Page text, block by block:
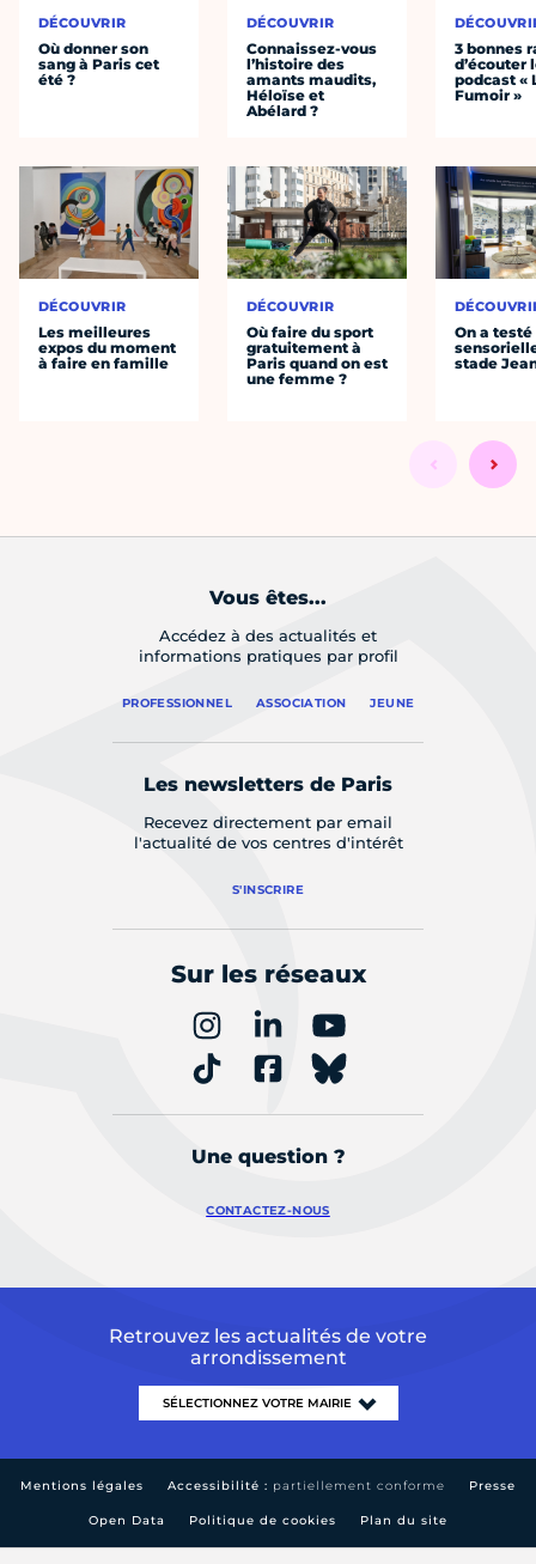
DÉCOUVRIR
Où donner son
sang à Paris cet
été ?
DÉCOUVRIR
Les meilleures
expos du moment
à faire en famille
DÉCOUVRIR
Connaissez-vous
l’histoire des
amants maudits,
Héloïse et
Abélard ?
DÉCOUVRIR
Où faire du sport
gratuitement à
Paris quand on est
une femme ?
3 bonnes
d’écouter
podcast «
Fumoir »
On a
stade
Vous êtes...
Accédez à des actualités et
informations pratiques par profil
PROFESSIONNEL ASSOCIATION JEUNE
Les newsletters de Paris
Recevez directement par email
l'actualité de vos centres d'intérêt
S'INSCRIRE
Sur les réseaux
Une question ?
CONTACTEZ-NOUS
Retrouvez les actualités de votre
arrondissement
Mentions légales Accessibilité : partiellement conforme Presse
Open Data Politique de cookies Plan du site